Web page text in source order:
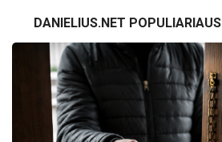
DANIELIUS.NET POPULIARIAUSI